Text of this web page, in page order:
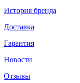
История бренда
Доставка
Гарантия
Новости
Отзывы